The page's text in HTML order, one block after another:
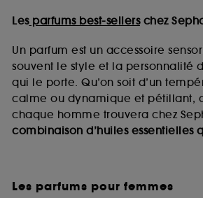
Lesparfums best-sellerschez
Un parfum est un accessoire
souvent le style et la personnalité
qui le porte. Qu’on soit d’un
calme ou dynamique et pétillant,
chaque homme trouvera chez
combinaison d’huiles essentielles
Les parfums pour femmes